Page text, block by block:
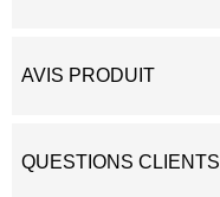
AVIS PRODUIT
QUESTIONS CLIENTS